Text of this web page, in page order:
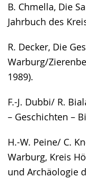
B. Chmella, Die
Jahrbuch des
R. Decker, Die
Warburg/
1989).
F.-J. Dubbi/ R.
– Geschichten –
H.-W. Peine/ C.
Warburg, Kreis
und Archäologie